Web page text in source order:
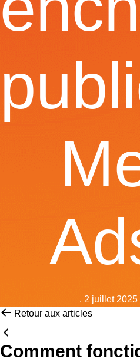
. 2 juillet 2025
Retour aux articles
Comment